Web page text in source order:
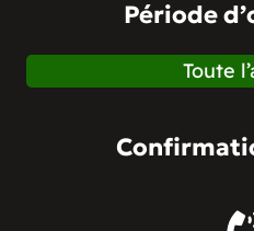
Période
Toute